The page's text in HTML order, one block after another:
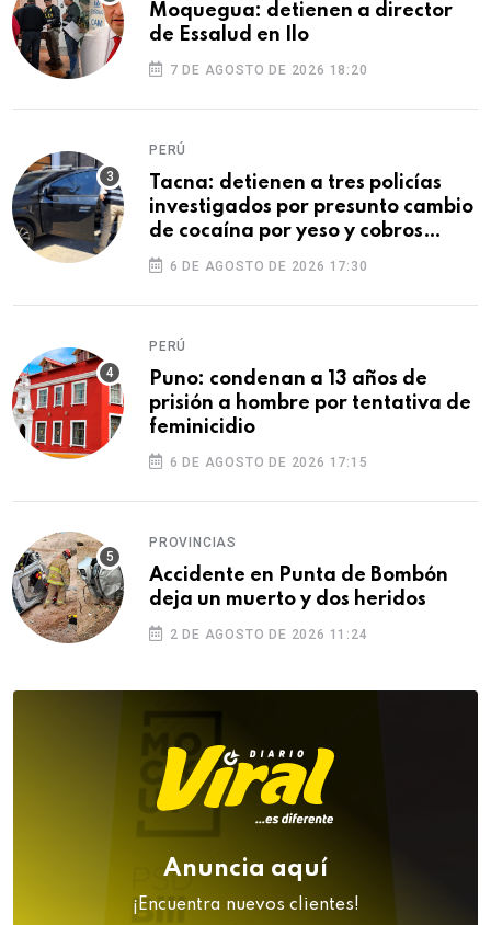
Moquegua: detienen a director
de Essalud en Ilo
7 DE AGOSTO DE 2026 18:20
PERÚ
Tacna: detienen a tres policías
investigados por presunto cambio
de cocaína por yeso y cobros
ilegales
6 DE AGOSTO DE 2026 17:30
PERÚ
Puno: condenan a 13 años de
prisión a hombre por tentativa de
feminicidio
6 DE AGOSTO DE 2026 17:15
PROVINCIAS
Accidente en Punta de Bombón
deja un muerto y dos heridos
2 DE AGOSTO DE 2026 11:24
Anuncia aquí
¡Encuentra nuevos clientes!